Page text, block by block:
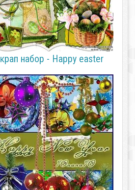
набор - Happy easter